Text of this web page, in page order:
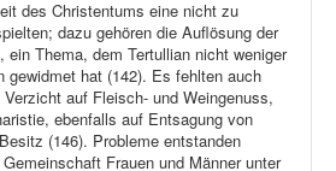
des Christentums eine nicht zu
dazu gehören die Auflösung der
ein Thema, dem Tertullian nicht weniger
gewidmet hat (142). Es fehlten auch
auf Fleisch- und Weingenuss,
ebenfalls auf Entsagung von
(146). Probleme entstanden
Frauen und Männer unter